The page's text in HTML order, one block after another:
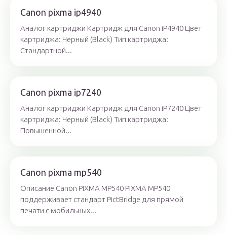
Canon pixma ip4940
Аналог картриджи Картридж для Canon iP4940 Цвет
картриджа: Черный (Black) Тип картриджа:
Стандартной...
Canon pixma ip7240
Аналог картриджи Картридж для Canon iP7240 Цвет
картриджа: Черный (Black) Тип картриджа:
Повышенной...
Canon pixma mp540
Описание Canon PIXMA MP540 PIXMA MP540
поддерживает стандарт PictBridge для прямой
печати с мобильных...